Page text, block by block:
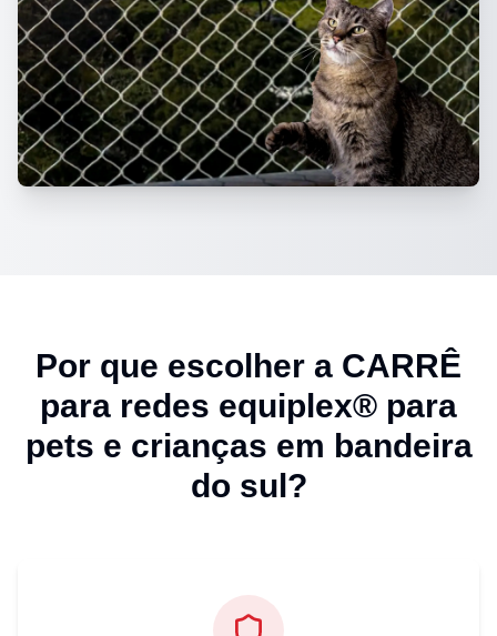
Por que escolher a CARRÊ
para redes equiplex® para
pets e crianças em bandeira
do sul?